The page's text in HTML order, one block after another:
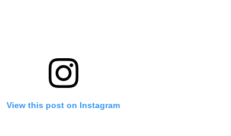
View this post on Instagram